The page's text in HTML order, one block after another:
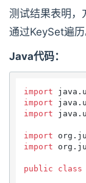
测试结果表明，
通过KeySet遍历
Java代码：
import
import
import
import
import
public class